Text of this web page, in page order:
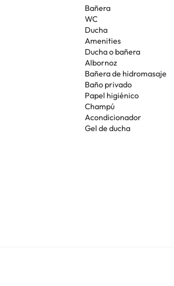
Bañera
WC
Ducha
Amenities
Ducha o bañera
Albornoz
Bañera de hidromasaje
Baño privado
Papel higiénico
Champú
Acondicionador
Gel de ducha